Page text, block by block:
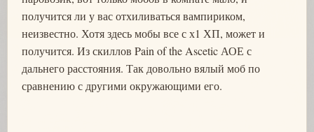
получится ли у вас отхиливаться вампириком,
неизвестно. Хотя здесь мобы все с х1 ХП, может и
получится. Из скиллов Pain of the Ascetic АОЕ с
дальнего расстояния. Так довольно вялый моб по
сравнению с другими окружающими его.